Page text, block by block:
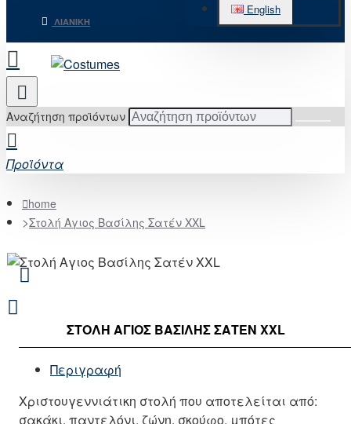
ΛΙΑΝΙΚΉ
English
Αναζήτηση προϊόντων
Προϊόντα
home
Στολή Αγιος Βασίλης Σατέν XXL
ΣΤΟΛΉ ΑΓΙΟΣ ΒΑΣΊΛΗΣ ΣΑΤΈΝ XXL
Περιγραφή
Χριστουγεννιάτικη στολή που αποτελείται από:
σακάκι, παντελόνι, ζώνη, σκούφο, μπότες